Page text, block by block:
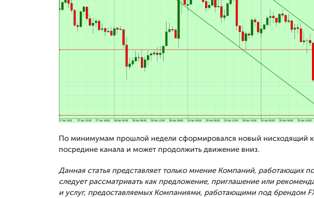
По минимумам прошлой недели сформировался новый нисходящий
посредине канала и может продолжить движение вниз.
Данная статья представляет только мнение Компаний, работающих
следует рассматривать как предложение, приглашение или
и услуг, предоставляемых Компаниями, работающими под брендом